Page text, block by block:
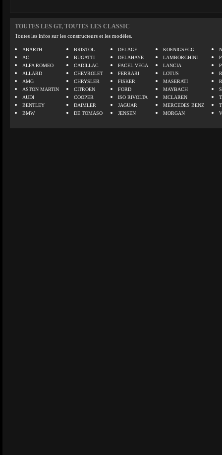
TOUTES LES GT, TOUTES LES CLASSIC
Toutes les infos sur les constructeurs et les modèles.
ABARTH
AC
ALFA ROMEO
ALLARD
AMG
ASTON MARTIN
AUDI
BENTLEY
BMW
BRISTOL
BUGATTI
CADILLAC
CHEVROLET
CHRYSLER
CITROEN
COOPER
DAIMLER
DE TOMASO
DELAGE
DELAHAYE
FACEL VEGA
FERRARI
FISKER
FORD
ISO RIVOLTA
JAGUAR
JENSEN
KOENIGSEGG
LAMBORGHINI
LANCIA
LOTUS
MASERATI
MAYBACH
MCLAREN
MERCEDES BENZ
MORGAN